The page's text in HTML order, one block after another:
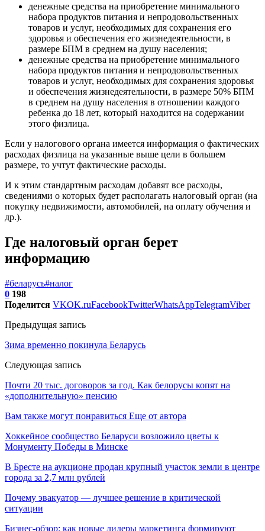
денежные средства на приобретение минимального
набора продуктов питания и непродовольственных
товаров и услуг, необходимых для сохранения его
здоровья и обеспечения его жизнедеятельности, в
размере БПМ в среднем на душу населения;
денежные средства на приобретение минимального
набора продуктов питания и непродовольственных
товаров и услуг, необходимых для сохранения здоровья
и обеспечения жизнедеятельности, в размере 50% БПМ
в среднем на душу населения в отношении каждого
ребенка до 18 лет, который находится на содержании
этого физлица.
Если у налогового органа имеется информация о фактических
расходах физлица на указанные выше цели в большем
размере, то учтут фактические расходы.
И к этим стандартным расходам добавят все расходы,
сведениями о которых будет располагать налоговый орган (на
покупку недвижимости, автомобилей, на оплату обучения и
др.).
Где налоговый орган берет
информацию
#беларусь#налог
0 198
Поделится VKOK.ruFacebookTwitterWhatsAppTelegramViber
Предыдущая запись
Зима временно покинула Беларусь
Следующая запись
Почти 20 тыс. договоров за год. Как белорусы копят на
«дополнительную» пенсию
Вам также могут понравиться Еще от автора
Хоккейное сообщество Беларуси возложило цветы к
Монументу Победы в Минске
В Бресте на аукционе продан крупный участок земли в центре
города за 2,7 млн рублей
Почему эвакуатор — лучшее решение в критической
ситуации
Бизнес-обзор: как новые лидеры маркетинга формируют